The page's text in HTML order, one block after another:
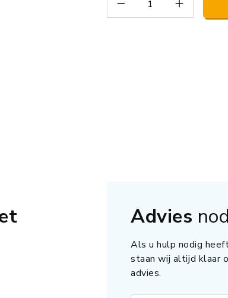
Advies
Als u hulp nodig
staan wij altijd klaar
advies.